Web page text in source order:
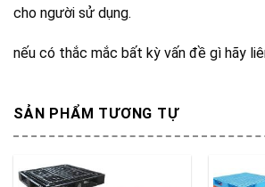
cho người sử dụng.
nếu có thắc mắc bất kỳ vấn đề gì hãy
SẢN PHẨM TƯƠNG TỰ